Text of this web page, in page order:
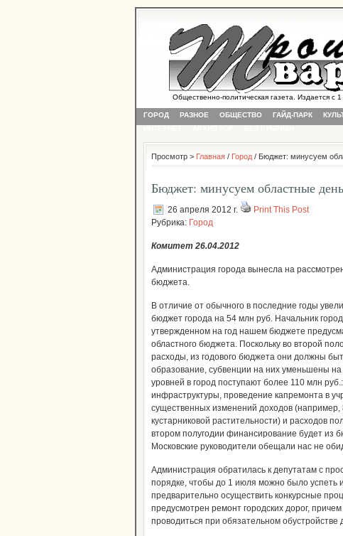
Общественно-политическая газета. Издается с 1
ГОРОД РАЗНОЕ ОБЩЕСТВО ГАЙД-ПАРК
Просмотр > Главная / Город / Бюджет: минусуем
Бюджет: минусуем областные
26 апреля 2012 г.
Print This Post
Рубрика: Город
Комитет 26.04.2012
Администрация города вынесла на
бюджета.
В отличие от обычного в последние годы
бюджет города на 54 млн руб. Начальник
утвержденном на год нашем бюджете
областного бюджета. Поскольку во второй
расходы, из годового бюджета они должны
образование, субвенции на них уменьшены
уровней в город поступают более 110 млн
инфраструктуры, проведение капремонта в
существенных изменений доходов
кустарниковой растительности) и расходов
втором полугодии финансирование будет из
Московские руководители обещали нас не
Администрация обратилась к депутатам с
порядке, чтобы до 1 июля можно было успеть
предварительно осуществить конкурсные
предусмотрен ремонт городских дорог, причем
проводиться при обязательном